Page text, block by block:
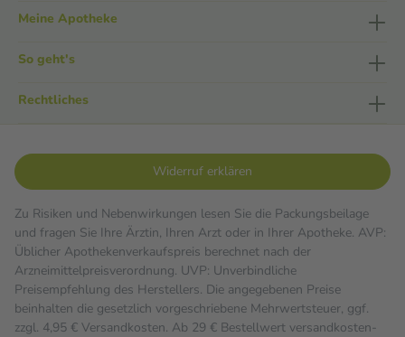
Meine Apotheke
So geht's
Rechtliches
Widerruf erklären
Zu Risiken und Nebenwirkungen lesen Sie die Packungsbeilage
und fragen Sie Ihre Ärztin, Ihren Arzt oder in Ihrer Apotheke. AVP:
Üblicher Apothekenverkaufspreis berechnet nach der
Arzneimittelpreisverordnung. UVP: Unverbindliche
Preisempfehlung des Herstellers. Die angegebenen Preise
beinhalten die gesetzlich vorgeschriebene Mehrwertsteuer, ggf.
zzgl. 4,95 € Versandkosten. Ab 29 € Bestell­wert versand­kosten­